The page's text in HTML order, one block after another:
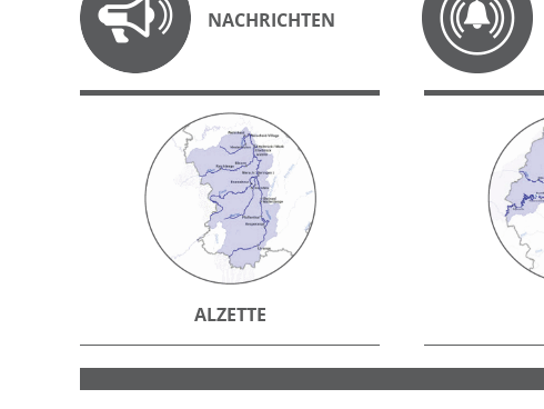
NACHRICHTEN
ALZETTE